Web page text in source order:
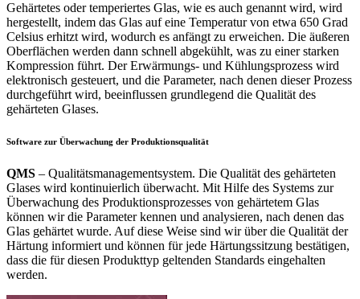
Gehärtetes oder temperiertes Glas, wie es auch genannt wird, wird
hergestellt, indem das Glas auf eine Temperatur von etwa 650 Grad
Celsius erhitzt wird, wodurch es anfängt zu erweichen. Die äußeren
Oberflächen werden dann schnell abgekühlt, was zu einer starken
Kompression führt. Der Erwärmungs- und Kühlungsprozess wird
elektronisch gesteuert, und die Parameter, nach denen dieser Prozess
durchgeführt wird, beeinflussen grundlegend die Qualität des
gehärteten Glases.
Software zur Überwachung der Produktionsqualität
QMS – Qualitätsmanagementsystem. Die Qualität des gehärteten
Glases wird kontinuierlich überwacht. Mit Hilfe des Systems zur
Überwachung des Produktionsprozesses von gehärtetem Glas
können wir die Parameter kennen und analysieren, nach denen das
Glas gehärtet wurde. Auf diese Weise sind wir über die Qualität der
Härtung informiert und können für jede Härtungssitzung bestätigen,
dass die für diesen Produkttyp geltenden Standards eingehalten
werden.